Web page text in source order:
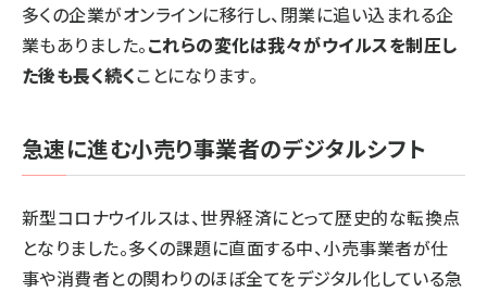
多くの企業がオンラインに移行し、閉業に追い込まれる企
業もありました。これらの変化は我々がウイルスを制圧し
た後も長く続くことになります。
急速に進む小売り事業者のデジタルシフト
新型コロナウイルスは、世界経済にとって歴史的な転換点
となりました。多くの課題に直面する中、小売事業者が仕
事や消費者との関わりのほぼ全てをデジタル化している急